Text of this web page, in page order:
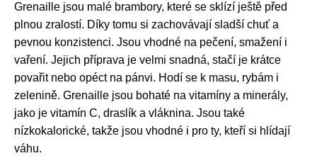
Grenaille jsou malé brambory, které se sklízí ještě před
plnou zralostí. Díky tomu si zachovávají sladší chuť a
pevnou konzistenci. Jsou vhodné na pečení, smažení i
vaření. Jejich příprava je velmi snadná, stačí je krátce
povařit nebo opéct na pánvi. Hodí se k masu, rybám i
zelenině. Grenaille jsou bohaté na vitamíny a minerály,
jako je vitamín C, draslík a vláknina. Jsou také
nízkokalorické, takže jsou vhodné i pro ty, kteří si hlídají
váhu.